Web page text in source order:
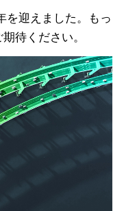
を迎えました。もっ
待ください。